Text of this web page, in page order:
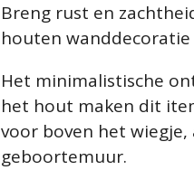
Breng rust en
houten
Het minimalistische
het hout maken dit
voor boven het
geboortemuur.